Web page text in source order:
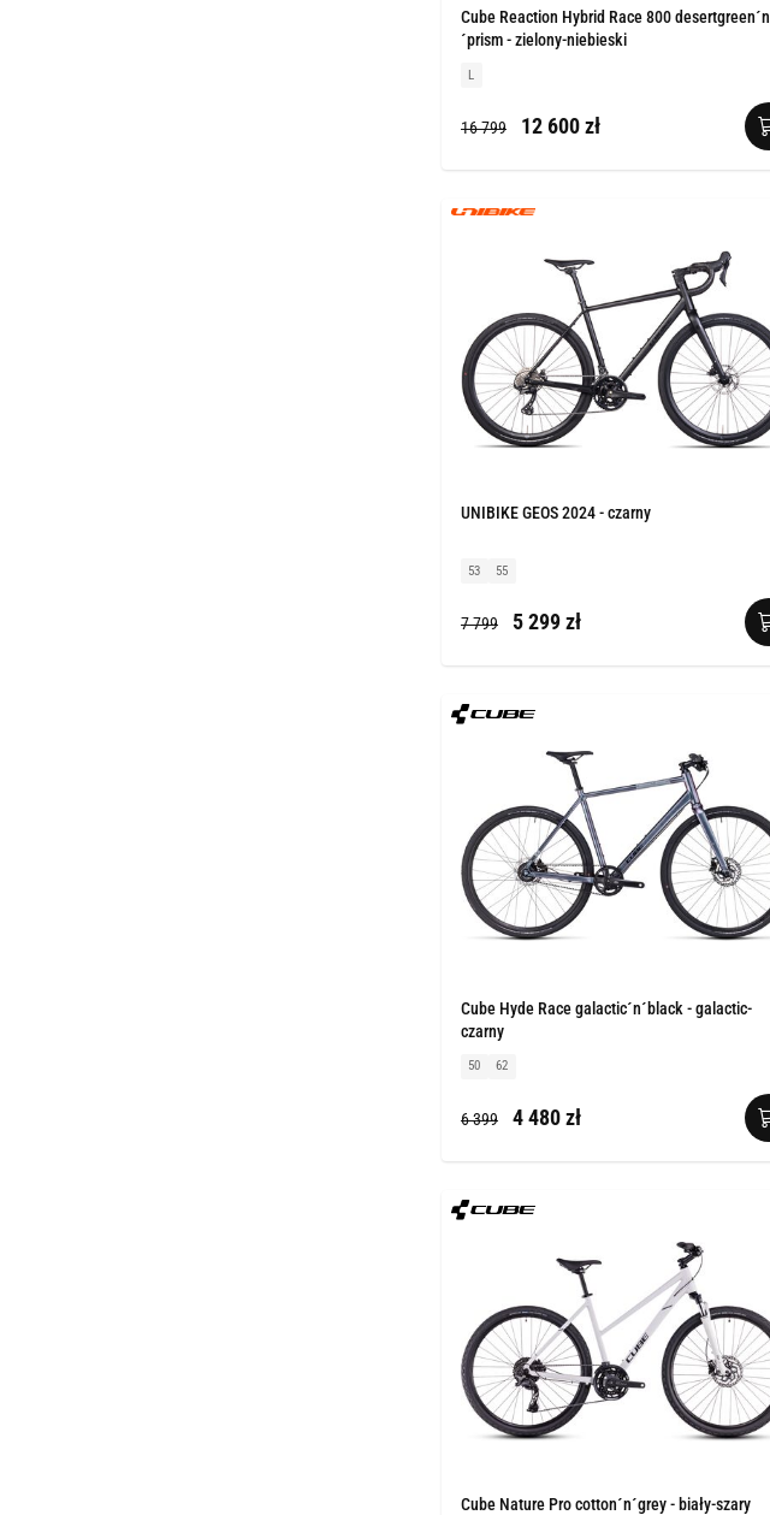
Cube Reaction Hybrid Race 800 desertgreen´n
´prism - zielony-niebieski
L
16 799 12 600 zł
UNIBIKE GEOS 2024 - czarny
53 55
7 799 5 299 zł
Cube Hyde Race galactic´n´black - galactic-
czarny
50 62
6 399 4 480 zł
Cube Nature Pro cotton´n´grey - biały-szary